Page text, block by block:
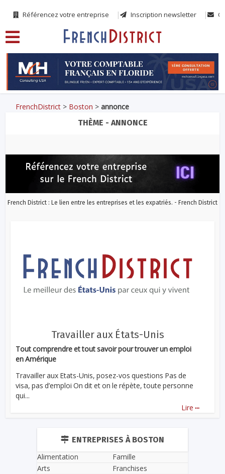
Référencez votre entreprise Inscription newsletter
FrenchDistrict > Boston >annonce
THÈME - ANNONCE
French District : Le lien entre les entreprises et les expatriés. - French District
Travailler aux États-Unis
Tout comprendre et tout savoir pour trouver un emploi
en Amérique
Travailler aux Etats-Unis, posez-vos questions Pas de
visa, pas d’emploi On dit et on le répète, toute personne
qui...
Lire ...
ENTREPRISES À BOSTON
Alimentation
Arts
Famille
Franchises